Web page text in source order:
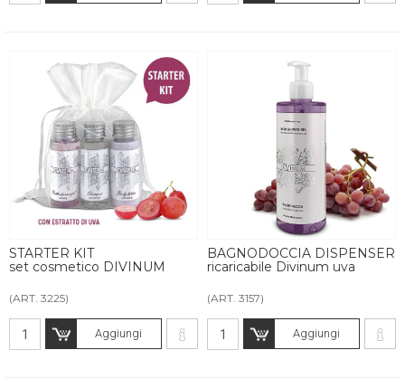
STARTER KIT
set cosmetico DIVINUM
(ART. 3225)
Aggiungi
BAGNODOCCIA DISPENSER
ricaricabile Divinum uva
(ART. 3157)
Aggiungi